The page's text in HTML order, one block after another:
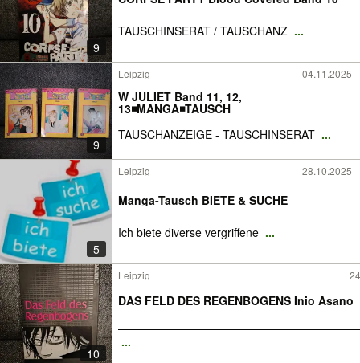
9
TAUSCHINSERAT / TAUSCHANZ ...
9
Leipzig 04.11.2025
W JULIET Band 11, 12,
13◾MANGA◾TAUSCH
TAUSCHANZEIGE - TAUSCHINSERAT ...
5
Leipzig 28.10.2025
Manga-Tausch BIETE & SUCHE
Ich biete diverse vergriffene ...
10
Leipzig
DAS FELD DES REGENBOGENS Inio Asano
...